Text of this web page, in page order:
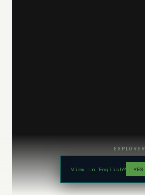
EXPLORER
View in English? YES